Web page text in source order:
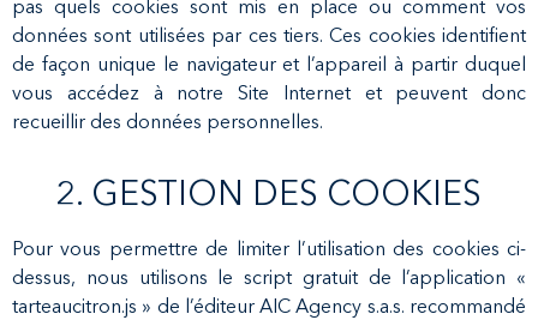
pas quels cookies sont mis en place ou comment vos
données sont utilisées par ces tiers. Ces cookies identifient
de façon unique le navigateur et l’appareil à partir duquel
vous accédez à notre Site Internet et peuvent donc
recueillir des données personnelles.
2. GESTION DES COOKIES
Pour vous permettre de limiter l’utilisation des cookies ci-
dessus, nous utilisons le script gratuit de l’application «
tarteaucitron.js » de l’éditeur AIC Agency s.a.s. recommandé